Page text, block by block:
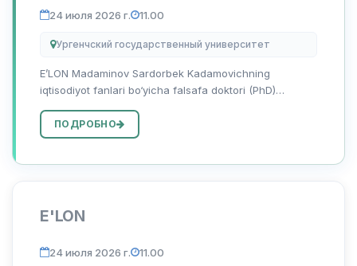
24 июля 2026 г. 11.00
Ургенчский государственный университет
E’LON Madaminov Sardorbek Kadamovichning
iqtisodiyot fanlari bo‘yicha falsafa doktori (PhD)
Sardorbek Kadamovichning 08.00.06 — “Ekonometrika
va statistika” ixtisosligi b...
ПОДРОБНО
E'LON
24 июля 2026 г. 11.00